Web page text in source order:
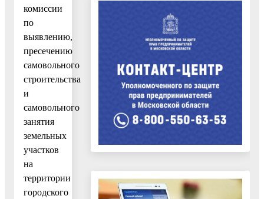
комиссии
по
выявлению,
пресечению
самовольного
строительства
и
самовольного
занятия
земельных
участков
на
территории
городского